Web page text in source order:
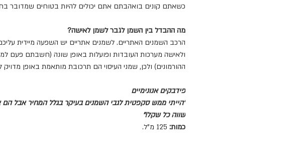
כשאתם קונים בואהבתם אתם יכולים להיות בטוחים שמדובר
מה ההבדל בין השמן לגבר לשמן לאישה?
הרכב השמנים האתריים. לשמנים אתריים יש השפעה מיידית
ולאישה מערכות העובדות ופועלות באופן שונה (חשבתם פעם למה
ההורמונים) ולכן, שמני העיסוי הם תרכובת מותאמת באופן
פידבקים אנונימיים
"הייתי ממש סקפטית לגבי השמנים בעיקר בגלל המחיר אבל
שווה כל שקל!"
כמות: